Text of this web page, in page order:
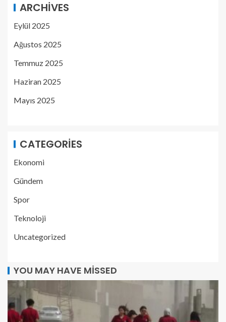
ARCHIVES
Eylül 2025
Ağustos 2025
Temmuz 2025
Haziran 2025
Mayıs 2025
CATEGORIES
Ekonomi
Gündem
Spor
Teknoloji
Uncategorized
YOU MAY HAVE MISSED